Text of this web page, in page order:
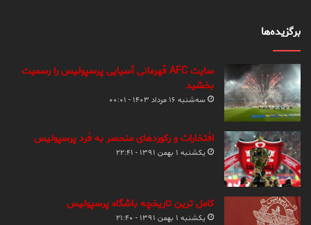
برگزیده‌ها
سایت AFC قهرمانی آسیایی پرسپولیس را رسمیت
بخشید
سه‌شنبه ۱۶ مرداد ۱۴۰۳ - ۰۰:۰۱
افتخارات و رکوردهای منحصر به فرد پرسپولیس
یکشنبه ۱ بهمن ۱۳۹۱ - ۲۲:۴۱
کامل ترین تاریخچه باشگاه پرسپولیس
یکشنبه ۱ بهمن ۱۳۹۱ - ۲۱:۴۰